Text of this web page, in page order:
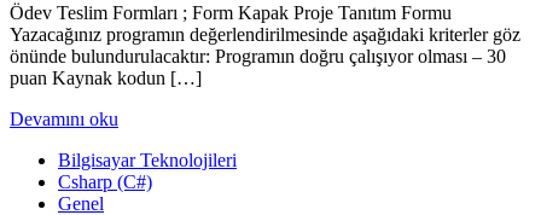
Ödev Teslim Formları ; Form Kapak Proje Tanıtım Formu
Yazacağınız programın değerlendirilmesinde aşağıdaki kriterler göz
önünde bulundurulacaktır: Programın doğru çalışıyor olması – 30
puan Kaynak kodun […]
Devamını oku
Bilgisayar Teknolojileri
Csharp (C#)
Genel